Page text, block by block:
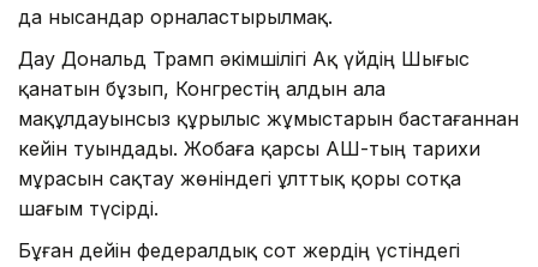
да нысандар орналастырылмақ.
Дау Дональд Трамп әкімшілігі Ақ үйдің Шығыс
қанатын бұзып, Конгрестің алдын ала
мақұлдауынсыз құрылыс жұмыстарын бастағаннан
кейін туындады. Жобаға қарсы АҚШ-тың тарихи
мұрасын сақтау жөніндегі ұлттық қоры сотқа
шағым түсірді.
Бұған дейін федералдық сот жердің үстіндегі